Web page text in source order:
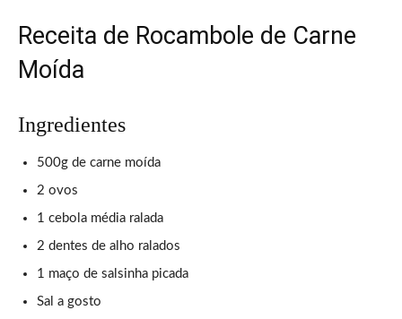
Receita de Rocambole de Carne
Moída
Ingredientes
500g de carne moída
2 ovos
1 cebola média ralada
2 dentes de alho ralados
1 maço de salsinha picada
Sal a gosto